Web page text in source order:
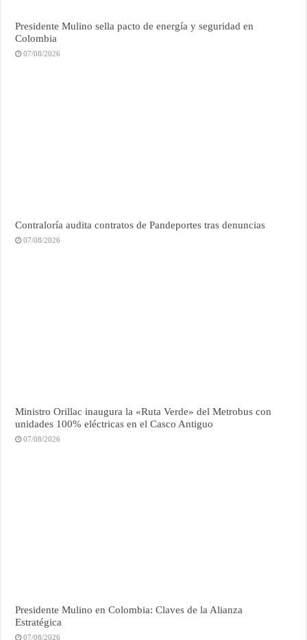
Presidente Mulino sella pacto de energía y seguridad en
Colombia
07/08/2026
Contraloría audita contratos de Pandeportes tras denuncias
07/08/2026
Ministro Orillac inaugura la «Ruta Verde» del Metrobus con
unidades 100% eléctricas en el Casco Antiguo
07/08/2026
Presidente Mulino en Colombia: Claves de la Alianza
Estratégica
07/08/2026